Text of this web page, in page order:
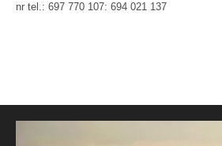
nr tel.: 697 770 107: 694 021 137